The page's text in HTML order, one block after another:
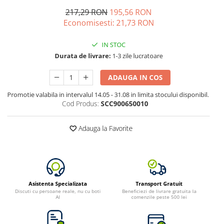
Acumulatori de stocare
Componente sisteme de balcon
217,29 RON 195,56 RON
Economisesti: 21,73 RON
IN STOC
Durata de livrare: 1-3 zile lucratoare
ADAUGA IN COS
Promotie valabila in intervalul 14.05 - 31.08 in limita stocului disponibil.
Cod Produs: SCC900650010
Adauga la Favorite
Asistenta Specializata
Discuti cu persoane reale, nu cu boti
AI
Transport Gratuit
Beneficiezi de livrare gratuita la
comenzile peste 500 lei